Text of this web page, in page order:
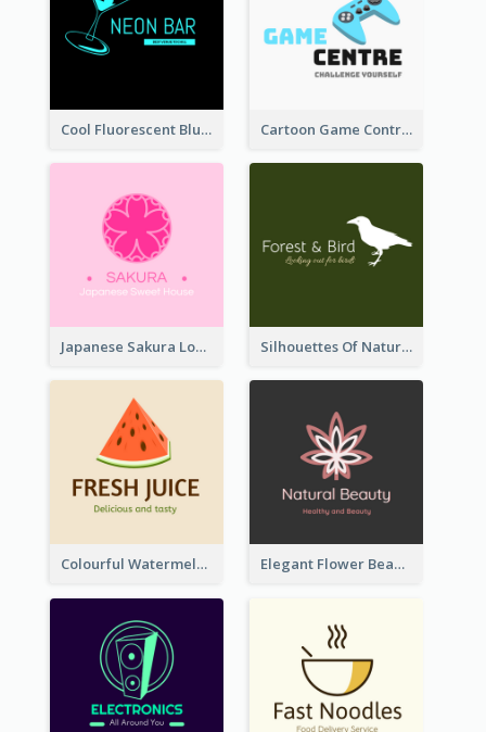
Cool Fluorescent Blue Bar Logo Cartoon Game Controller Logo
Japanese Sakura Logo In Round Shape Silhouettes Of Natural Elements Logo
Colourful Watermelon Logo Elegant Flower Beauty Logo